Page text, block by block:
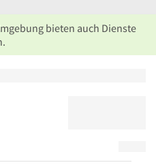
bieten auch Dienste